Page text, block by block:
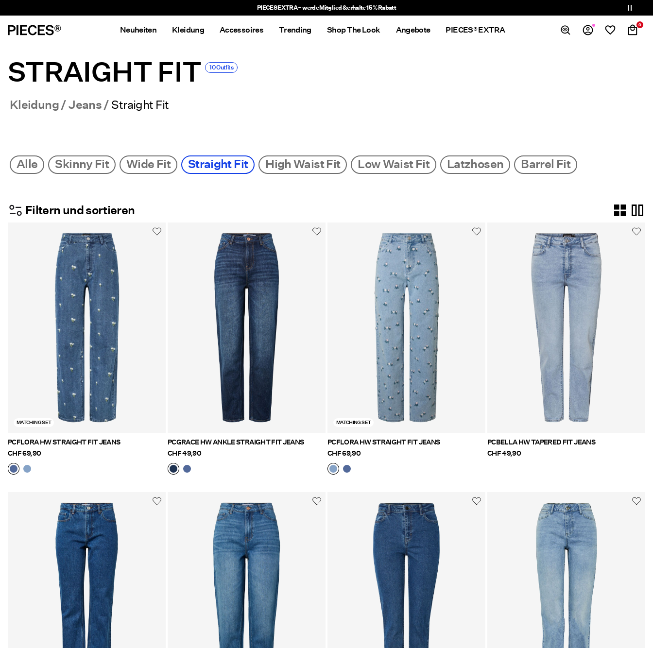
PIECES EXTRA – werde Mitglied & erhalte 15 % Rabatt
0
Neuheiten Kleidung Accessoires Trending Shop The Look Angebote PIECES® EXTRA
STRAIGHT FIT 10 Outfits
Kleidung Jeans Straight Fit
Alle Skinny Fit Wide Fit Straight Fit High Waist Fit Low Waist Fit Latzhosen Barrel Fit
Filtern und sortieren
MATCHING SET
PCFLORA HW STRAIGHT FIT JEANS
CHF 69,90
PCGRACE HW ANKLE STRAIGHT FIT JEANS
CHF 49,90
MATCHING SET
PCFLORA HW STRAIGHT FIT JEANS
CHF 69,90
PCBELLA HW TAPERED FIT JEANS
CHF 49,90